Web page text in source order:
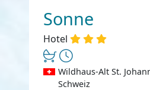
Sonne
Hotel
Wildhaus-Alt St.
Schweiz